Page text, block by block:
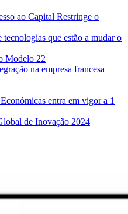
ao Capital Restringe o
que estão a mudar o
Modelo 22
na empresa francesa
entra em vigor a 1
de Inovação 2024